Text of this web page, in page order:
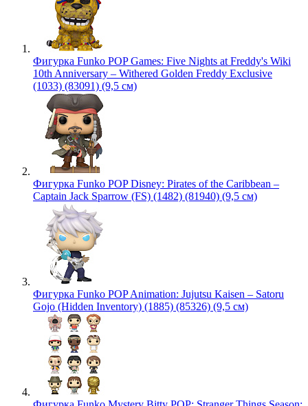
Фигурка Funko POP Games: Five Nights at Freddy's Wiki
10th Anniversary – Withered Golden Freddy Exclusive
(1033) (83091) (9,5 см)
Фигурка Funko POP Disney: Pirates of the Caribbean –
Captain Jack Sparrow (FS) (1482) (81940) (9,5 см)
Фигурка Funko POP Animation: Jujutsu Kaisen – Satoru
Gojo (Hidden Inventory) (1885) (85326) (9,5 см)